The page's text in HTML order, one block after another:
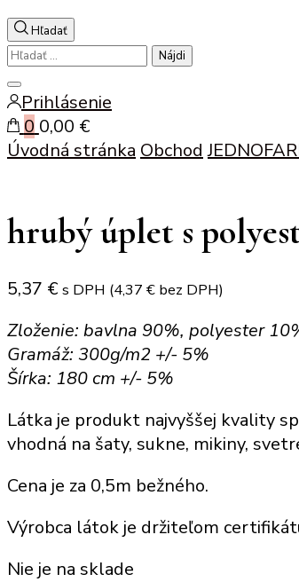
Hľadať
Hľadať:
Zatvoriť
vyhľadávanie
Prihlásenie
0 0,00 €
Úvodná stránka Obchod
hrubý úplet s
5,37 € s DPH (4,37 € bez DPH)
Zloženie: bavlna 90%, polyester
Gramáž: 300g/m2 +/- 5%
Šírka: 180 cm +/- 5%
Látka je produkt najvyššej kvality
vhodná na šaty, sukne, mikiny,
Cena je za 0,5m bežného.
Výrobca látok je držiteľom
Nie je na sklade